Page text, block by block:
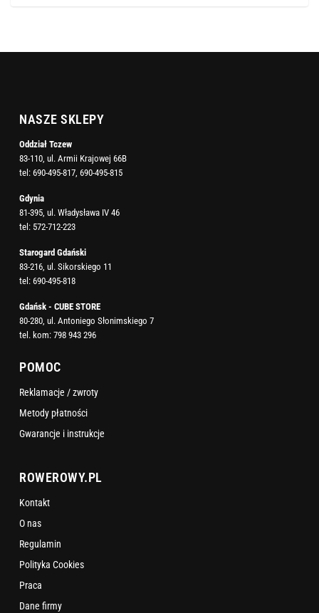
NASZE SKLEPY
Oddział Tczew
83-110, ul. Armii Krajowej 66B
tel: 690-495-817 690-495-815
Gdynia
81-395, ul. Władysława IV 46
tel: 572-712-223
Starogard Gdański
83-216, ul. Sikorskiego 11
tel: 690-495-818
Gdańsk - CUBE STORE
80-280, ul. Antoniego Słonimskiego 7
tel. kom: 798 943 296
POMOC
Reklamacje / zwroty
Metody płatności
Gwarancje i instrukcje
ROWEROWY.PL
Kontakt
O nas
Regulamin
Polityka Cookies
Praca
Dane firmy